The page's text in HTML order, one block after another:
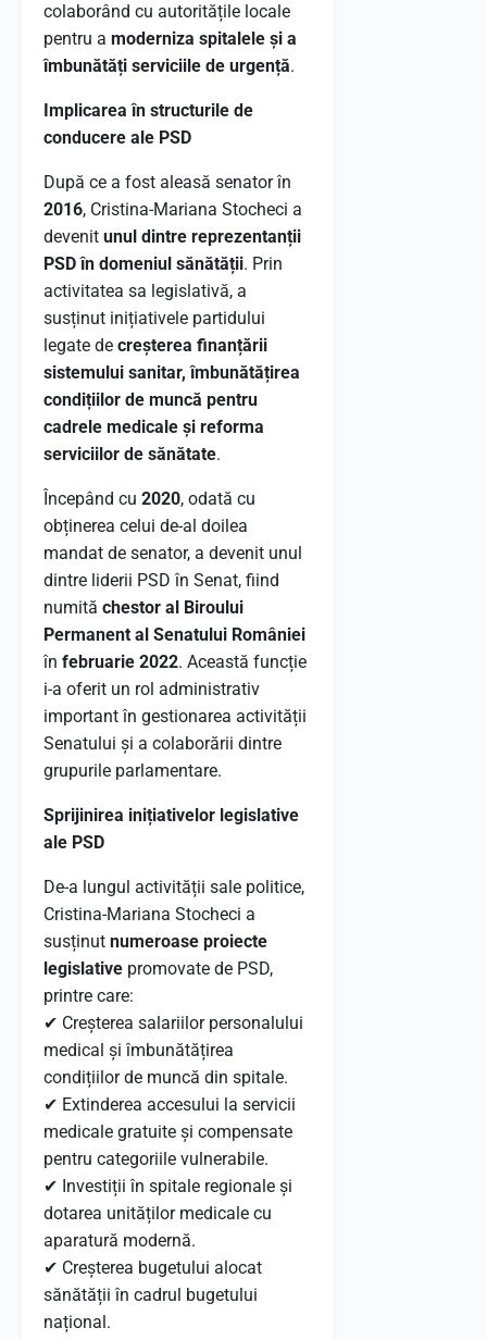
colaborând cu autoritățile locale
pentru a moderniza spitalele și a
îmbunătăți serviciile de urgență.
Implicarea în structurile de
conducere ale PSD
După ce a fost aleasă senator în
2016, Cristina-Mariana Stocheci a
devenit unul dintre reprezentanții
PSD în domeniul sănătății. Prin
activitatea sa legislativă, a
susținut inițiativele partidului
legate de creșterea finanțării
sistemului sanitar, îmbunătățirea
condițiilor de muncă pentru
cadrele medicale și reforma
serviciilor de sănătate.
Începând cu 2020, odată cu
obținerea celui de-al doilea
mandat de senator, a devenit unul
dintre liderii PSD în Senat, fiind
numită chestor al Biroului
Permanent al Senatului României
în februarie 2022. Această funcție
i-a oferit un rol administrativ
important în gestionarea activității
Senatului și a colaborării dintre
grupurile parlamentare.
Sprijinirea inițiativelor legislative
ale PSD
De-a lungul activității sale politice,
Cristina-Mariana Stocheci a
susținut numeroase proiecte
legislative promovate de PSD,
printre care:
✔ Creșterea salariilor personalului
medical și îmbunătățirea
condițiilor de muncă din spitale.
✔ Extinderea accesului la servicii
medicale gratuite și compensate
pentru categoriile vulnerabile.
✔ Investiții în spitale regionale și
dotarea unităților medicale cu
aparatură modernă.
✔ Creșterea bugetului alocat
sănătății în cadrul bugetului
național.